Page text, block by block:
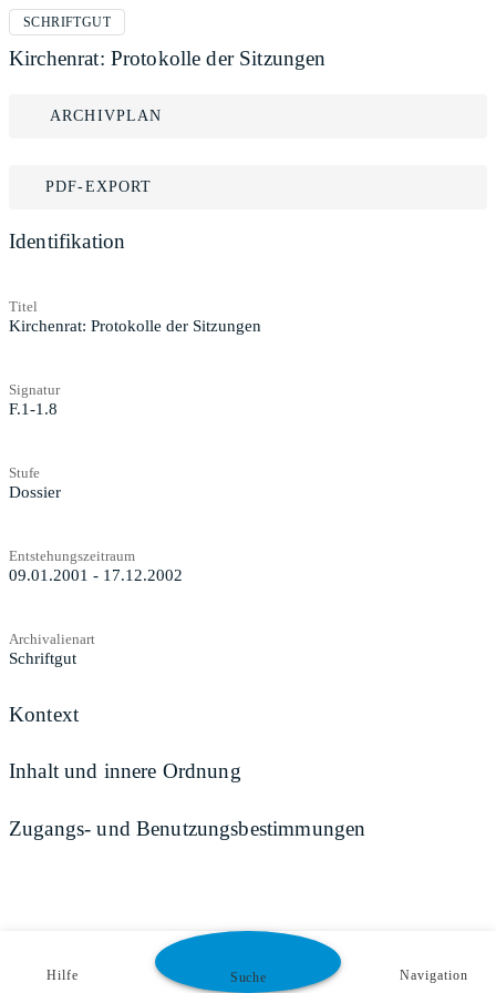
SCHRIFTGUT
Kirchenrat: Protokolle der Sitzungen
ARCHIVPLAN
PDF-EXPORT
Identifikation
Titel
Kirchenrat: Protokolle der Sitzungen
Signatur
F.1-1.8
Stufe
Dossier
Entstehungszeitraum
09.01.2001 - 17.12.2002
Archivalienart
Schriftgut
Kontext
Inhalt und innere Ordnung
Zugangs- und Benutzungsbestimmungen
Hilfe Suche Navigation